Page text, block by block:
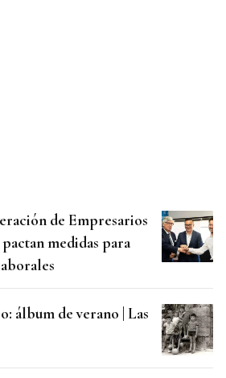
de Empresarios
medidas para
álbum de verano | Las